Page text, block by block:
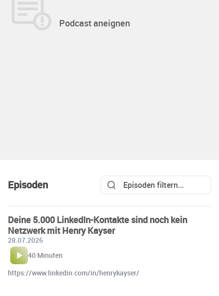
Podcast aneignen
Episoden
Deine 5.000 LinkedIn-Kontakte sind noch kein
Netzwerk mit Henry Kayser
28.07.2026
40 Minuten
https://www.linkedin.com/in/henrykayser/